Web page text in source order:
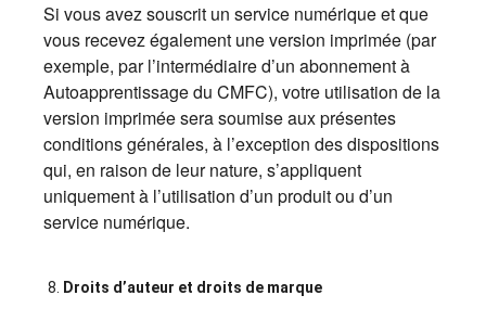
Si vous avez souscrit un service numérique et que
vous recevez également une version imprimée (par
exemple, par l’intermédiaire d’un abonnement à
Autoapprentissage du CMFC), votre utilisation de la
version imprimée sera soumise aux présentes
conditions générales, à l’exception des dispositions
qui, en raison de leur nature, s’appliquent
uniquement à l’utilisation d’un produit ou d’un
service numérique.
Droits d’auteur et droits de marque